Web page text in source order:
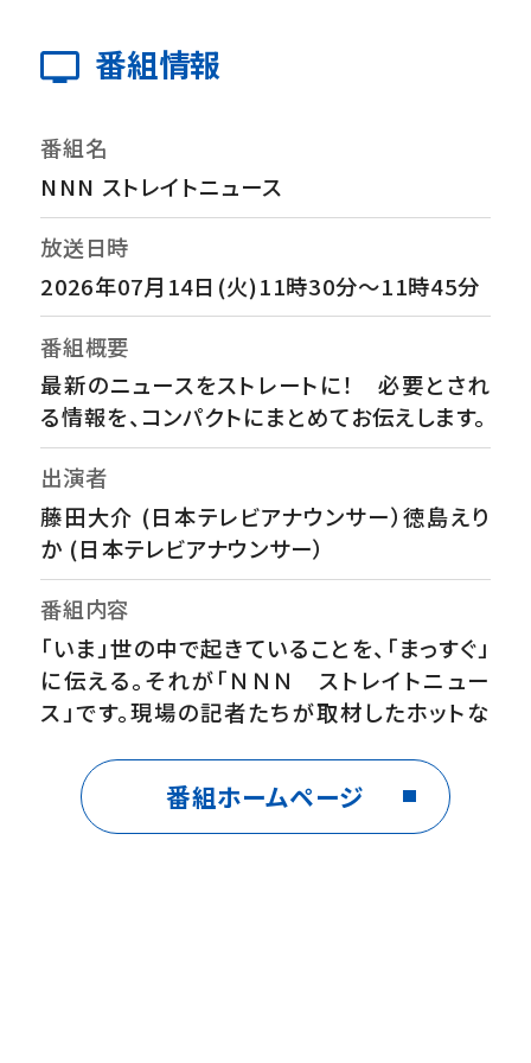
番組情報
番組名
NNN ストレイトニュース
放送日時
2026年07月14日(火)11時30分～11時45分
番組概要
最新のニュースをストレートに！ 必要とされ
る情報を、コンパクトにまとめてお伝えします。
出演者
藤田大介 (日本テレビアナウンサー）徳島えり
か (日本テレビアナウンサー）
番組内容
「いま」世の中で起きていることを、「まっすぐ」
に伝える。それが「ＮＮＮ ストレイトニュー
ス」です。現場の記者たちが取材したホットな
いちはやくお伝えします。【番組ホームペー
ジ】 https://www.ntv.co.jp/straight/
※放送内容を変更する場合があります。ご了
番組ホームページ